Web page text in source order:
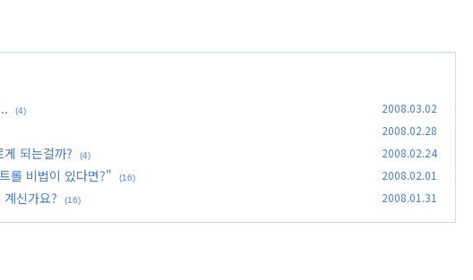
(4) 2008.03.02
2008.02.28
되는걸까? (4) 2008.02.24
롤 비법이 있다면?" (16) 2008.02.01
신가요? (16) 2008.01.31